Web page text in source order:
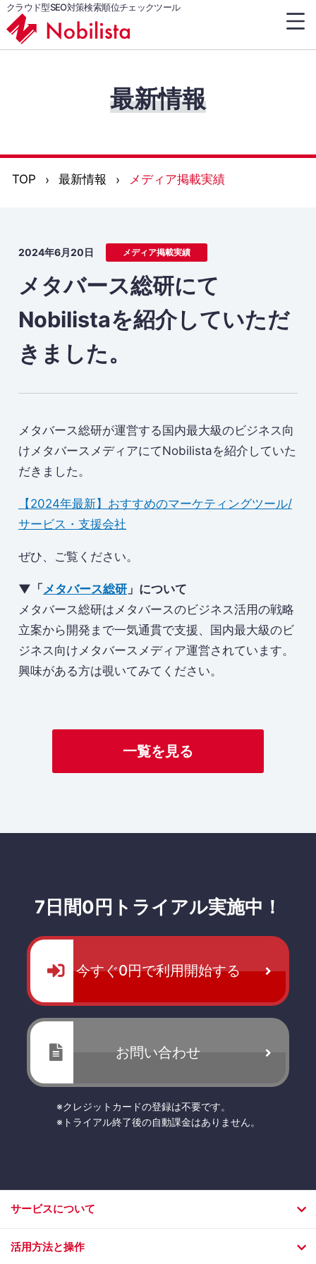
クラウド型SEO対策検索順位チェックツール
最新情報
TOP 最新情報 メディア掲載実績
2024年6月20日 メディア掲載実績
メタバース総研にて
Nobilistaを紹介していただ
きました。
メタバース総研が運営する国内最大級のビジネス向
けメタバースメディアにてNobilistaを紹介していた
だきました。
【2024年最新】おすすめのマーケティングツール/
サービス・支援会社
ぜひ、ご覧ください。
▼「 ​メタバース総研​」について
メタバース総研はメタバースのビジネス活用の戦略
立案から開発まで一気通貫で支援、国内最大級のビ
ジネス向けメタバースメディア運営されています。
興味がある方は覗いてみてください。
一覧を見る
7日間0円トライアル実施中！
今すぐ0円で利用開始する
お問い合わせ
※クレジットカードの登録は不要です。
※トライアル終了後の自動課金はありません。
サービスについて
活用方法と操作